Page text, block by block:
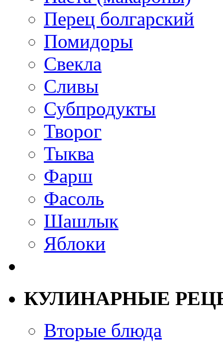
Перец болгарский
Помидоры
Свекла
Сливы
Субпродукты
Творог
Тыква
Фарш
Фасоль
Шашлык
Яблоки
КУЛИНАРНЫЕ
Вторые блюда